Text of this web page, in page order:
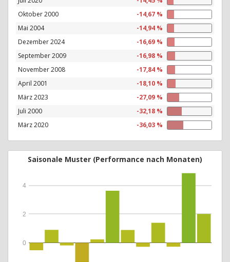
Oktober 2000
-14,67 %
Mai 2004
-14,94 %
Dezember 2024
-16,69 %
September 2009
-16,98 %
November 2008
-17,84 %
April 2001
-18,10 %
März 2023
-27,09 %
Juli 2000
-32,18 %
März 2020
-36,03 %
Saisonale Muster (Performance nach Monaten)
0
2
4